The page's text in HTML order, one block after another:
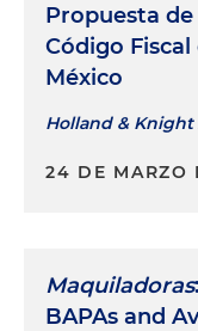
Propuesta
Código
México
Holland & Knight
24 DE MARZO
Maquiladoras
BAPAs and